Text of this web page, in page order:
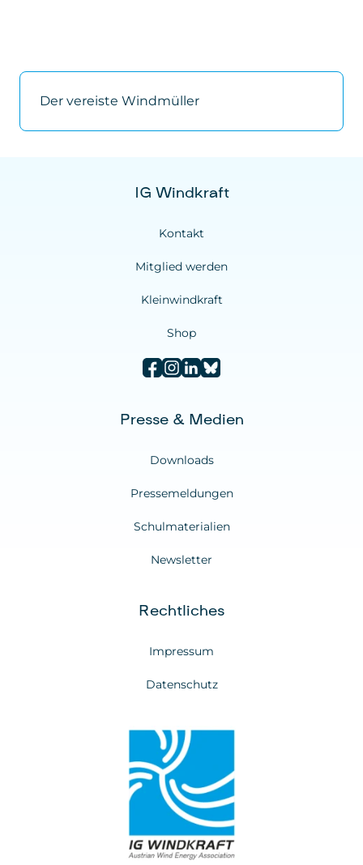
Der vereiste Windmüller
IG Windkraft
Kontakt
Mitglied werden
Kleinwindkraft
Shop
Presse & Medien
Downloads
Pressemeldungen
Schulmaterialien
Newsletter
Rechtliches
Impressum
Datenschutz